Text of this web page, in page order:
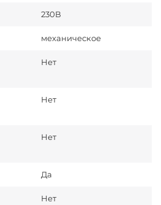
230В
механическое
Нет
Нет
Нет
Да
Нет